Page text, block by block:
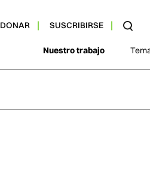
DONAR SUSCRIBIRSE
Nuestro trabajo